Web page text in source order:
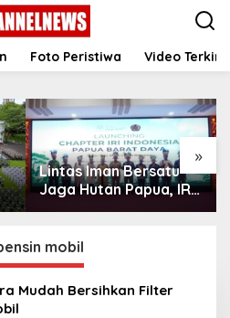
Foto Peristiwa Video Terkini
»
Lintas Iman Bersatu
Jaga Hutan Papua, IRI
Indonesia Resmikan
Daya
mobil
Mudah Bersihkan Filter